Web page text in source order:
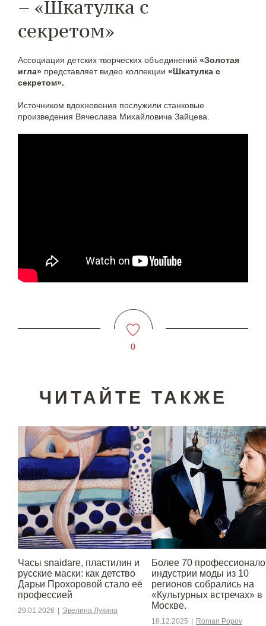
– «Шкатулка с
секретом»
Ассоциация детских творческих объединений «Золотая
игла» представляет видео коллекции «Шкатулка с
секретом».
Источником вдохновения послужили станковые
произведения Вячеслава Михайловича Зайцева.
0
ЧИТАЙТЕ ТАКЖЕ
Часы snaidare, пластилин и
русские маски: как детство
Дарьи Прохоровой стало её
профессией
29.01.2026 Эвелина Лукина
Более 70
индустрии моды из 10
регионов собрались на
«Культурных встречах» в
Москве.
18.12.2025 Roman Popov